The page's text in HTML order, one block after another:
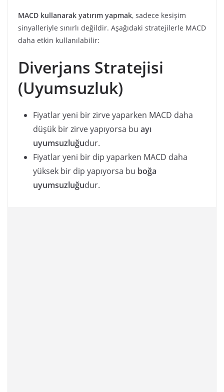
MACD kullanarak yatırım yapmak, sadece kesişim
sinyalleriyle sınırlı değildir. Aşağıdaki stratejilerle MACD
daha etkin kullanılabilir:
Diverjans Stratejisi
(Uyumsuzluk)
Fiyatlar yeni bir zirve yaparken MACD daha
düşük bir zirve yapıyorsa bu ayı
uyumsuzluğudur.
Fiyatlar yeni bir dip yaparken MACD daha
yüksek bir dip yapıyorsa bu boğa
uyumsuzluğudur.